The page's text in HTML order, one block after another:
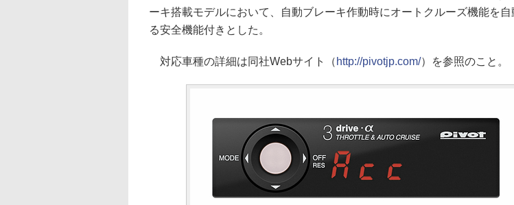
ーキ搭載モデルにおいて、自動ブレーキ作動時にオートクルーズ機能を自
る安全機能付きとした。
対応車種の詳細は同社Webサイト（ http://pivotjp.com/）を参照のこと。